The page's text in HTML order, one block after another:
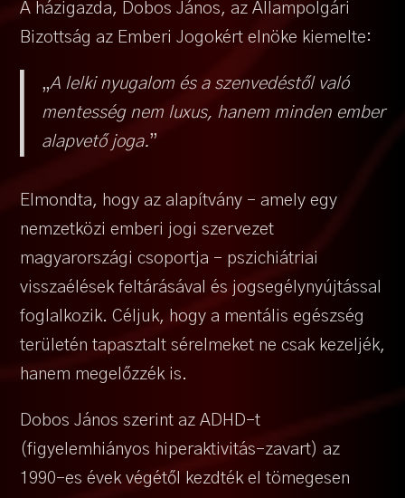
A házigazda, Dobos János, az Állampolgári
Bizottság az Emberi Jogokért elnöke kiemelte:
„A lelki nyugalom és a szenvedéstől való
mentesség nem luxus, hanem minden ember
alapvető joga.”
Elmondta, hogy az alapítvány – amely egy
nemzetközi emberi jogi szervezet
magyarországi csoportja – pszichiátriai
visszaélések feltárásával és jogsegélynyújtással
foglalkozik. Céljuk, hogy a mentális egészség
területén tapasztalt sérelmeket ne csak kezeljék,
hanem megelőzzék is.
Dobos János szerint az ADHD-t
(figyelemhiányos hiperaktivitás-zavart) az
1990-es évek végétől kezdték el tömegesen